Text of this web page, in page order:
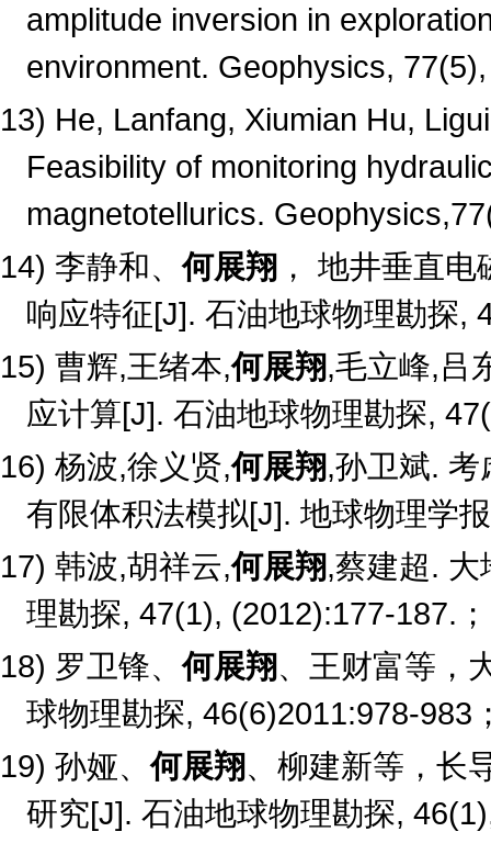
amplitude inversion in
environment. Geophysics,
13) He, Lanfang, Xiumian Hu,
Feasibility of monitoring
magnetotellurics.
14) 李静和、何展翔 ， 地井垂直电
响应特征[J]. 石油地球物理勘探,
15) 曹辉,王绪本,何展翔,毛立峰,吕
应计算[J]. 石油地球物理勘探,
16) 杨波,徐义贤,何展翔,孙卫斌. 考
有限体积法模拟[J]. 地球物理学报
17) 韩波,胡祥云,何展翔,蔡建超. 大
理勘探, 47(1), (2012):177-187. ；
18) 罗卫锋、何展翔、王财富等，
球物理勘探, 46(6)2011:978-983
19) 孙娅、何展翔、柳建新等，长
研究[J]. 石油地球物理勘探,